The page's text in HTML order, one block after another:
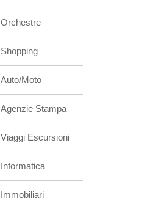
Orchestre
Shopping
Auto/Moto
Agenzie Stampa
Viaggi Escursioni
Informatica
Immobiliari